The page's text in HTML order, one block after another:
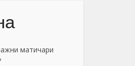
матичари